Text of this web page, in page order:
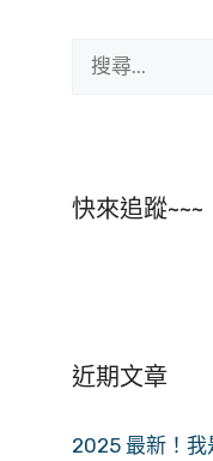
尋:
快來追蹤~~~
近期文章
2025 最新！我